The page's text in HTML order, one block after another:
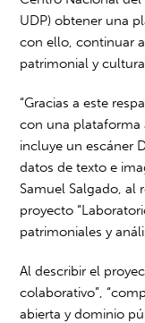
UDP) obtener una
con ello, continuar
patrimonial y
“Gracias a este
con una plataforma
incluye un escáner
datos de texto e
Samuel Salgado, al
proyecto
patrimoniales y
Al describir el
colaborativo”,
abierta y dominio